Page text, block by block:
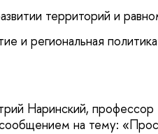
территорий и
и региональная
Наринский,
на тему: